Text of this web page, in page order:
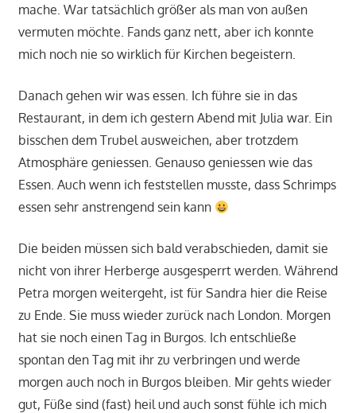
mache. War tatsächlich größer als man von außen
vermuten möchte. Fands ganz nett, aber ich konnte
mich noch nie so wirklich für Kirchen begeistern.
Danach gehen wir was essen. Ich führe sie in das
Restaurant, in dem ich gestern Abend mit Julia war. Ein
bisschen dem Trubel ausweichen, aber trotzdem
Atmosphäre geniessen. Genauso geniessen wie das
Essen. Auch wenn ich feststellen musste, dass Schrimps
essen sehr anstrengend sein kann
Die beiden müssen sich bald verabschieden, damit sie
nicht von ihrer Herberge ausgesperrt werden. Während
Petra morgen weitergeht, ist für Sandra hier die Reise
zu Ende. Sie muss wieder zurück nach London. Morgen
hat sie noch einen Tag in Burgos. Ich entschließe
spontan den Tag mit ihr zu verbringen und werde
morgen auch noch in Burgos bleiben. Mir gehts wieder
gut, Füße sind (fast) heil und auch sonst fühle ich mich